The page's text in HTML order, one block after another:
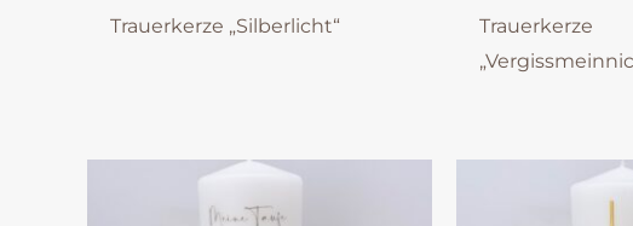
Trauerkerze „Silberlicht“
Trauerkerze